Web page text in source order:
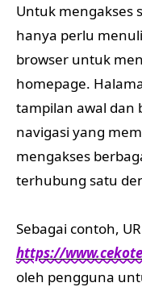
Untuk mengakses
hanya perlu
browser untuk
homepage.
tampilan awal dan
navigasi yang
mengakses
terhubung satu
Sebagai contoh,
https://
oleh pengguna